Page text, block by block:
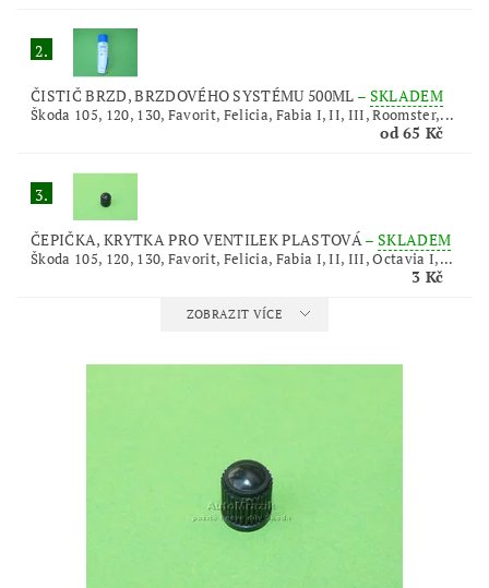
2.
ČISTIČ BRZD, BRZDOVÉHO SYSTÉMU 500ML – SKLADEM
Škoda 105, 120, 130, Favorit, Felicia, Fabia I, II, III, Roomster,...
od 65 Kč
3.
ČEPIČKA, KRYTKA PRO VENTILEK PLASTOVÁ – SKLADEM
Škoda 105, 120, 130, Favorit, Felicia, Fabia I, II, III, Octavia I,...
3 Kč
ZOBRAZIT VÍCE